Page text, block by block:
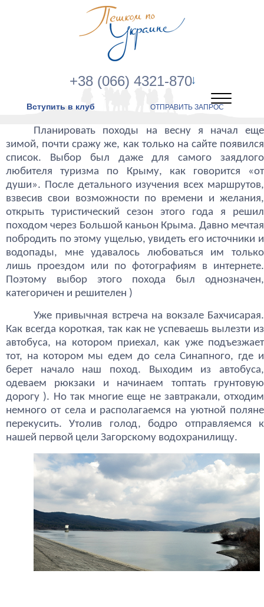
+38 (066) 4321-870
Вступить в клуб ОТПРАВИТЬ ЗАПРОС
Планировать походы на весну я начал еще
зимой, почти сражу же, как только на сайте появился
список. Выбор был даже для самого заядлого
любителя туризма по Крыму, как говорится «от
души». После детального изучения всех маршрутов,
взвесив свои возможности по времени и желания,
открыть туристический сезон этого года я решил
походом через Большой каньон Крыма. Давно мечтая
побродить по этому ущелью, увидеть его источники и
водопады, мне удавалось любоваться им только
лишь проездом или по фотографиям в интернете.
Поэтому выбор этого похода был однозначен,
категоричен и решителен )
Уже привычная встреча на вокзале Бахчисарая.
Как всегда короткая, так как не успеваешь вылезти из
автобуса, на котором приехал, как уже подъезжает
тот, на котором мы едем до села Синапного, где и
берет начало наш поход. Выходим из автобуса,
одеваем рюкзаки и начинаем топтать грунтовую
дорогу ). Но так многие еще не завтракали, отходим
немного от села и располагаемся на уютной поляне
перекусить. Утолив голод, бодро отправляемся к
нашей первой цели Загорскому водохранилищу.